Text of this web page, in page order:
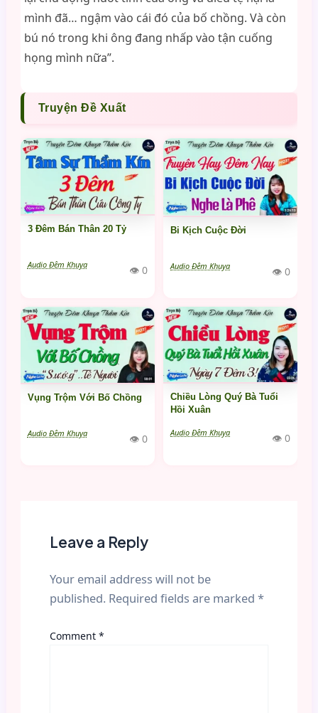
mình đã… ngậm vào cái đó của bố chồng. Và còn
bú nó trong khi ông đang nhấp vào tận cuống
họng mình nữa”.
Truyện Đề Xuất
3 Đêm Bán Thân 20 Tỷ
Audio Đêm Khuya 👁 0
Bi Kịch Cuộc Đời
Audio Đêm Khuya 👁 0
Vụng Trộm Với Bố Chồng
Audio Đêm Khuya 👁 0
Chiều Lòng Quý Bà Tuổi
Hồi Xuân
Audio Đêm Khuya 👁 0
Leave a Reply
Your email address will not be
published. Required fields are marked *
Comment *